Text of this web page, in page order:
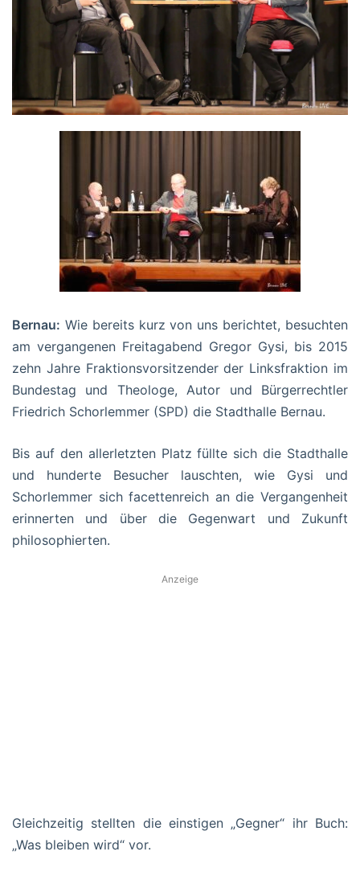
Bernau: Wie bereits kurz von uns berichtet, besuchten
am vergangenen Freitagabend Gregor Gysi, bis 2015
zehn Jahre Fraktionsvorsitzender der Linksfraktion im
Bundestag und Theologe, Autor und Bürgerrechtler
Friedrich Schorlemmer (SPD) die Stadthalle Bernau.
Bis auf den allerletzten Platz füllte sich die Stadthalle
und hunderte Besucher lauschten, wie Gysi und
Schorlemmer sich facettenreich an die Vergangenheit
erinnerten und über die Gegenwart und Zukunft
philosophierten.
Anzeige
Gleichzeitig stellten die einstigen „Gegner“ ihr Buch:
„Was bleiben wird“ vor.